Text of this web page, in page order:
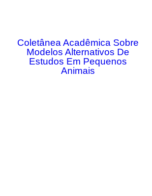
Coletânea Acadêmica Sobre
Modelos Alternativos De
Estudos Em Pequenos
Animais